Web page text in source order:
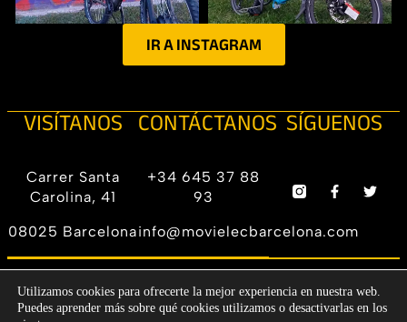
IR A INSTAGRAM
VISÍTANOS
Carrer Santa
Carolina, 41
08025 Barcelona
CONTÁCTANOS
+34 645 37 88
93
info@movielecbarcelona.com
SÍGUENOS
© 2024 ALL
RIGHTS
Aviso legal |
Política de
DESIGN BY
DIGITAL
Utilizamos cookies para ofrecerte la mejor experiencia en nuestra web.
Puedes aprender más sobre qué cookies utilizamos o desactivarlas en los